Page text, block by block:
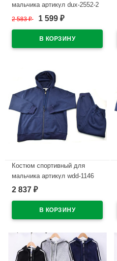
мальчика артикул dux-2552-2
размер 32/128-46/170 цвет
2 583₽ 1 599 ₽
Костюм спортивный для
мальчика артикул wdd-1146
размер 32/128-46/170 цвет
2 837 ₽